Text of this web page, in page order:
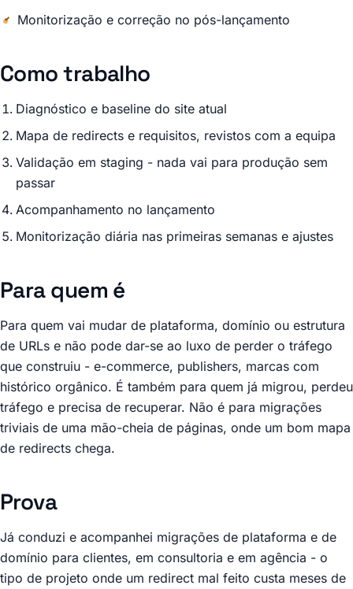
Monitorização e correção no pós-lançamento
Como trabalho
Diagnóstico e baseline do site atual
Mapa de redirects e requisitos, revistos com a equipa
Validação em staging - nada vai para produção sem
passar
Acompanhamento no lançamento
Monitorização diária nas primeiras semanas e ajustes
Para quem é
Para quem vai mudar de plataforma, domínio ou estrutura
de URLs e não pode dar-se ao luxo de perder o tráfego
que construiu - e-commerce, publishers, marcas com
histórico orgânico. É também para quem já migrou, perdeu
tráfego e precisa de recuperar. Não é para migrações
triviais de uma mão-cheia de páginas, onde um bom mapa
de redirects chega.
Prova
Já conduzi e acompanhei migrações de plataforma e de
domínio para clientes, em consultoria e em agência - o
tipo de projeto onde um redirect mal feito custa meses de